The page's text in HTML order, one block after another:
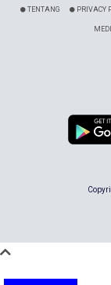
TENTANG PRIVACY